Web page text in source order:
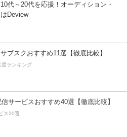
代～20代を応援！オーディション・
Deview
ブスクおすすめ11選【徹底比較】
度ランキング
サービスおすすめ40選【徹底比較】
ス20選